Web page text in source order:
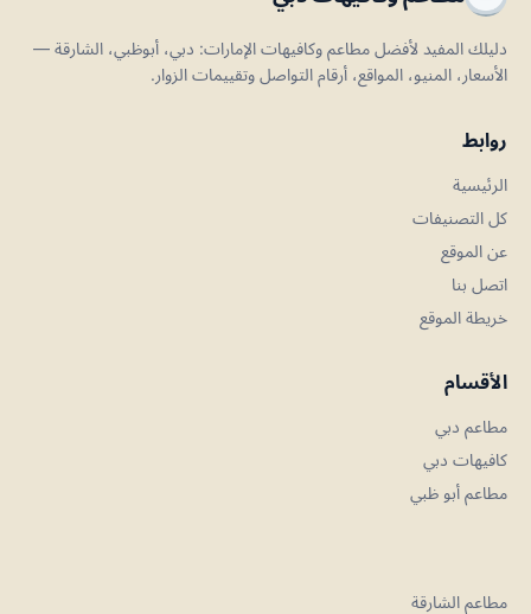
دليلك المفيد لأفضل مطاعم وكافيهات الإمارات: دبي، أبوظبي، الشارقة —
الأسعار، المنيو، المواقع، أرقام التواصل وتقييمات الزوار.
روابط
الرئيسية
كل التصنيفات
عن الموقع
اتصل بنا
خريطة الموقع
الأقسام
مطاعم دبي
كافيهات دبي
مطاعم أبو ظبي
مطاعم الشارقة